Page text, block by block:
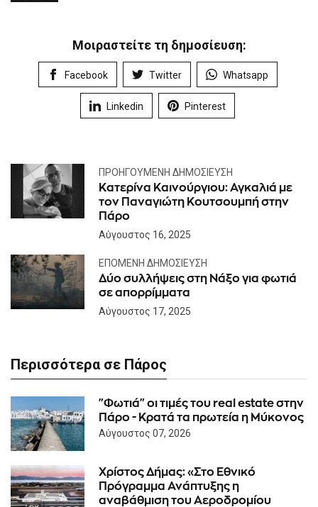
Μοιραστείτε τη δημοσίευση:
Facebook Twitter Whatsapp
Linkedin Pinterest
ΠΡΟΗΓΟΎΜΕΝΗ ΔΗΜΟΣΊΕΥΣΗ
Κατερίνα Καινούργιου: Αγκαλιά με
τον Παναγιώτη Κουτσουμπή στην
Πάρο
Αύγουστος 16, 2025
ΕΠΌΜΕΝΗ ΔΗΜΟΣΊΕΥΣΗ
Δύο συλλήψεις στη Νάξο για φωτιά
σε απορρίμματα
Αύγουστος 17, 2025
Περισσότερα σε Πάρος
"Φωτιά" οι τιμές του real estate στην
Πάρο - Κρατά τα πρωτεία η Μύκονος
Αύγουστος 07, 2026
Χρίστος Δήμας: «Στο Εθνικό
Πρόγραμμα Ανάπτυξης η
αναβάθμιση του Αεροδρομίου